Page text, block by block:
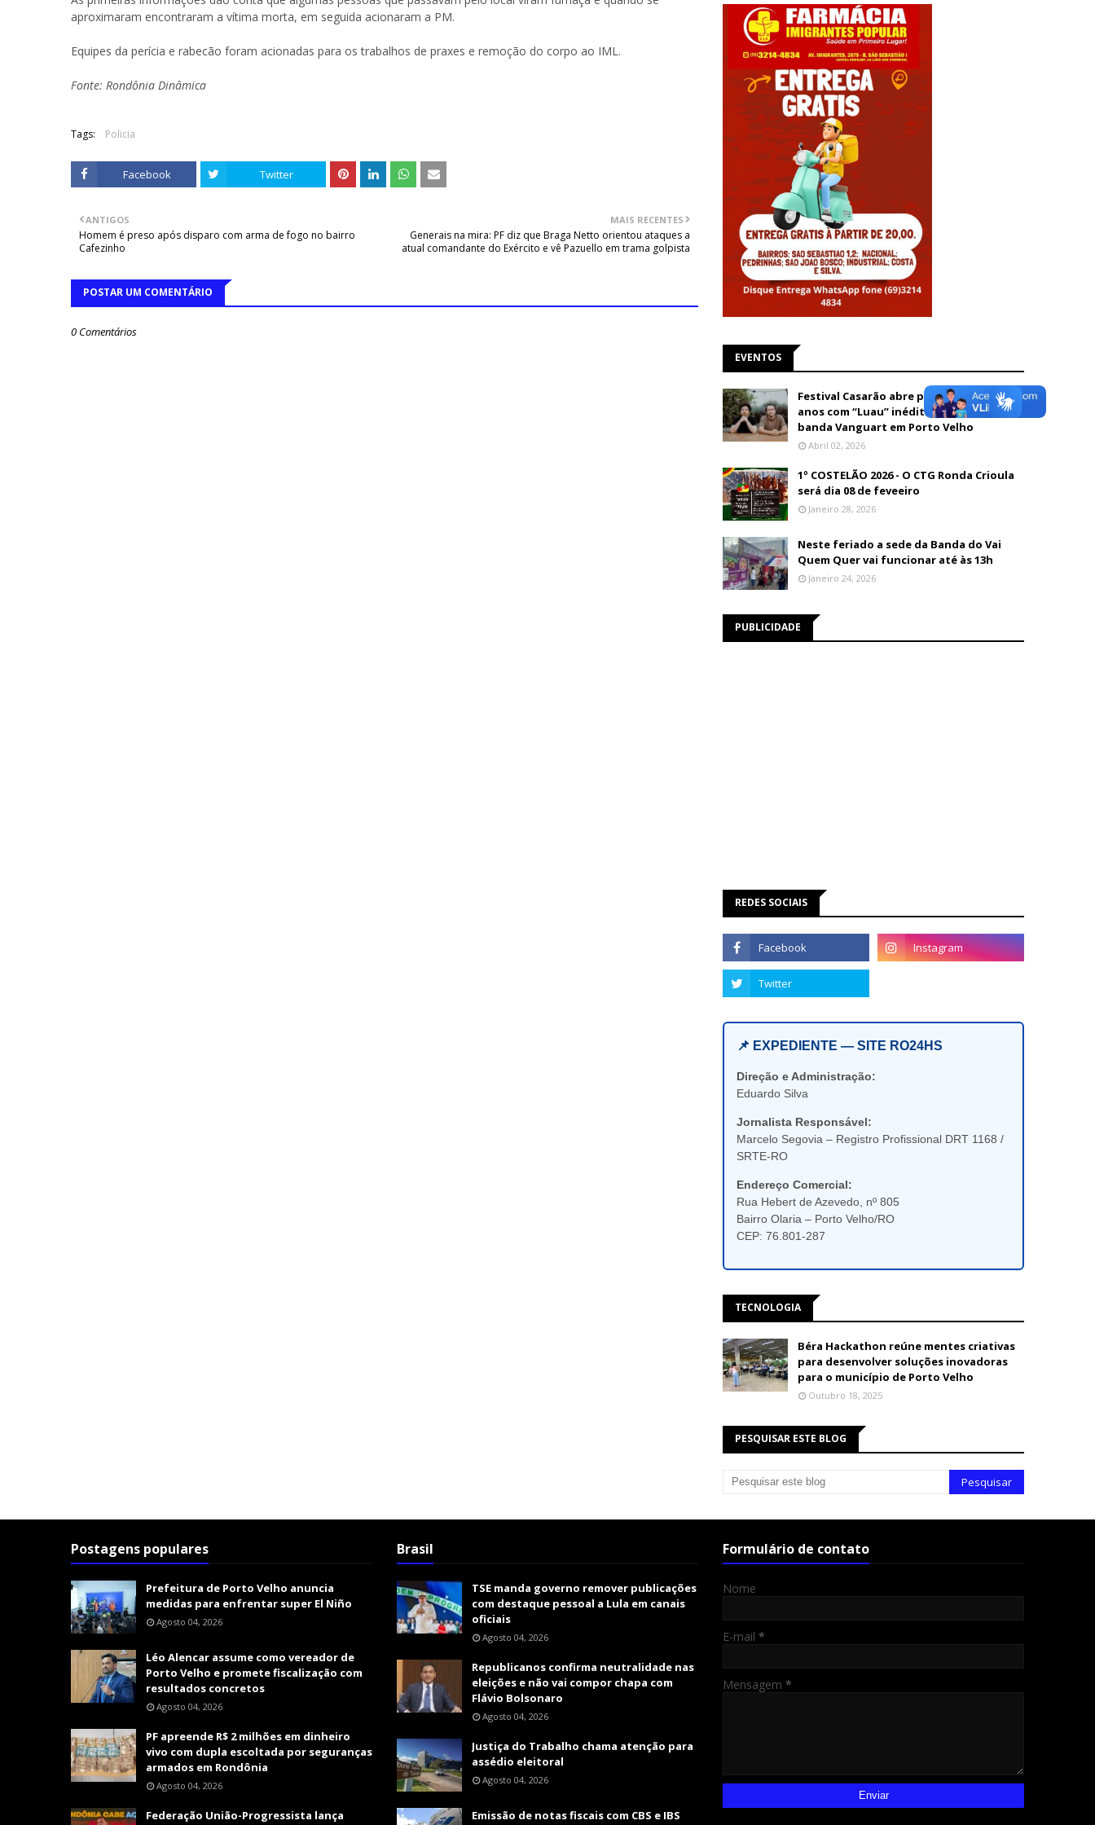
aproximaram encontraram a vítima morta, em seguida acionaram a PM.
Equipes da perícia e rabecão foram acionadas para os trabalhos de praxes e remoção do corpo ao IML.
Fonte: Rondônia Dinâmica
Tags: Policia
Facebook Twitter
MAIS RECENTES
Generais na mira: PF diz que Braga Netto orientou ataques a
atual comandante do Exército e vê Pazuello em trama golpista
ANTIGOS
Homem é preso após disparo com arma de fogo no bairro
Cafezinho
POSTAR UM COMENTÁRIO
0 Comentários
EVENTOS
Festival Casarão abre programação de 26
anos com “Luau” inédito e show da
banda Vanguart em Porto Velho
Abril 02, 2026
1º COSTELÃO 2026 - O CTG Ronda Crioula
será dia 08 de feveeiro
Janeiro 28, 2026
Neste feriado a sede da Banda do Vai
Quem Quer vai funcionar até às 13h
Janeiro 24, 2026
PUBLICIDADE
REDES SOCIAIS
📌 EXPEDIENTE — SITE RO24HS
Direção e Administração:
Eduardo Silva
Jornalista Responsável:
Marcelo Segovia – Registro Profissional DRT 1168 /
SRTE-RO
Endereço Comercial:
Rua Hebert de Azevedo, nº 805
Bairro Olaria – Porto Velho/RO
CEP: 76.801-287
TECNOLOGIA
Béra Hackathon reúne mentes criativas
para desenvolver soluções inovadoras
para o município de Porto Velho
Outubro 18, 2025
PESQUISAR ESTE BLOG
Postagens populares
Prefeitura de Porto Velho anuncia
medidas para enfrentar super El Niño
Agosto 04, 2026
Léo Alencar assume como vereador de
Porto Velho e promete fiscalização com
resultados concretos
Agosto 04, 2026
PF apreende R$ 2 milhões em dinheiro
vivo com dupla escoltada por seguranças
armados em Rondônia
Agosto 04, 2026
Federação União-Progressista lança
Brasil
TSE manda governo remover publicações
com destaque pessoal a Lula em canais
oficiais
Agosto 04, 2026
Republicanos confirma neutralidade nas
eleições e não vai compor chapa com
Flávio Bolsonaro
Agosto 04, 2026
Justiça do Trabalho chama atenção para
assédio eleitoral
Agosto 04, 2026
Emissão de notas fiscais com CBS e IBS
Formulário de contato
Nome
E-mail *
Mensagem *